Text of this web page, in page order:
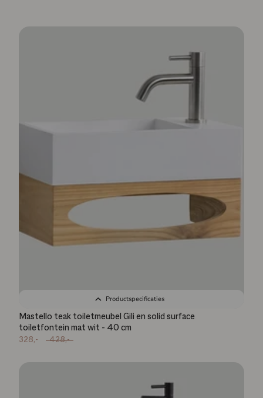
Productspecificaties
Mastello teak toiletmeubel Gili en solid surface
toiletfontein mat wit - 40 cm
328,- 428,-